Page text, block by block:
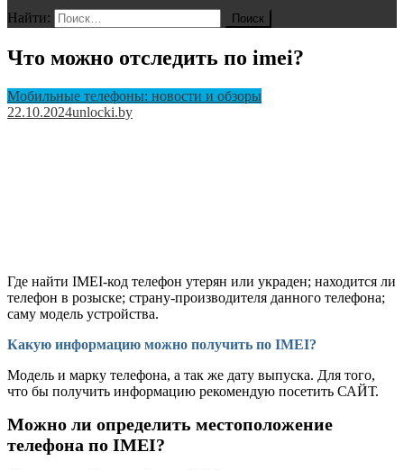
Найти:
Что можно отследить по imei?
Мобильные телефоны: новости и обзоры
22.10.2024unlocki.by
Где найти IMEI-код телефон утерян или украден; находится ли
телефон в розыске; страну-производителя данного телефона;
саму модель устройства.
Какую информацию можно получить по IMEI?
Модель и марку телефона, а так же дату выпуска. Для того,
что бы получить информацию рекомендую посетить САЙТ.
Можно ли определить местоположение
телефона по IMEI?